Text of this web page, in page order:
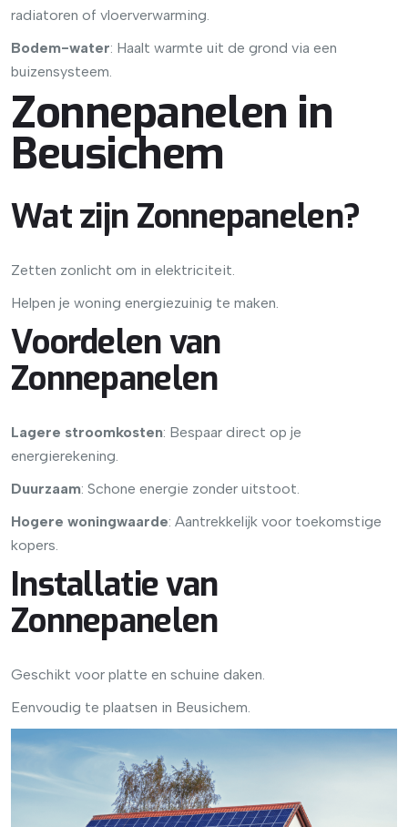
radiatoren of vloerverwarming.
Bodem-water: Haalt warmte uit de grond via een
buizensysteem.
Zonnepanelen in
Beusichem
Wat zijn Zonnepanelen?
Zetten zonlicht om in elektriciteit.
Helpen je woning energiezuinig te maken.
Voordelen van
Zonnepanelen
Lagere stroomkosten: Bespaar direct op je
energierekening.
Duurzaam: Schone energie zonder uitstoot.
Hogere woningwaarde: Aantrekkelijk voor toekomstige
kopers.
Installatie van
Zonnepanelen
Geschikt voor platte en schuine daken.
Eenvoudig te plaatsen in Beusichem.